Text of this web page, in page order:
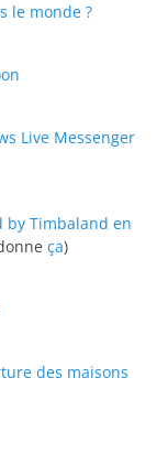
le monde ?
Live Messenger
by Timbaland en
ça)
des maisons